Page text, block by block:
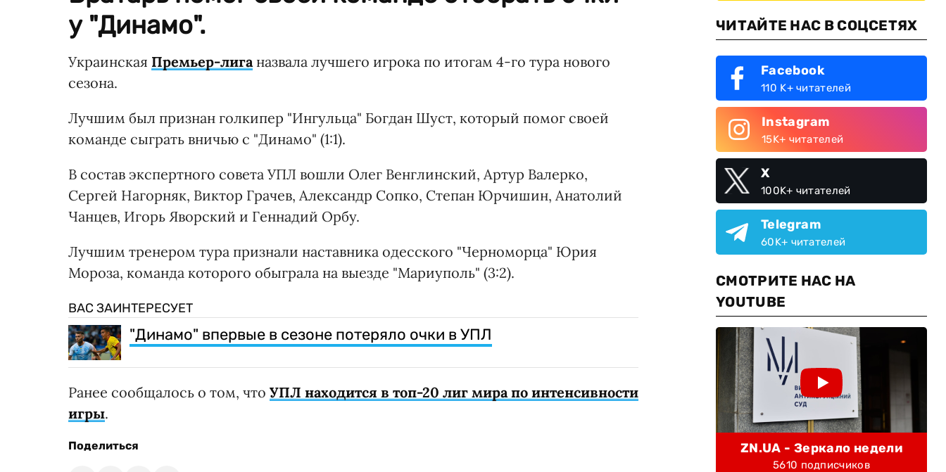
у "Динамо".
Украинская Премьер-лиганазвала лучшего игрока по итогам 4-го тура нового
сезона.
Лучшим был признан голкипер "Ингульца" Богдан Шуст, который помог своей
команде сыграть вничью с "Динамо" (1:1).
В состав экспертного совета УПЛ вошли Олег Венглинский, Артур Валерко,
Сергей Нагорняк, Виктор Грачев, Александр Сопко, Степан Юрчишин, Анатолий
Чанцев, Игорь Яворский и Геннадий Орбу.
Лучшим тренером тура признали наставника одесского "Черноморца" Юрия
Мороза, команда которого обыграла на выезде "Мариуполь" (3:2).
ВАС ЗАИНТЕРЕСУЕТ
"Динамо" впервые в сезоне потеряло очки в УПЛ
Ранее сообщалось о том, что УПЛ находится в топ-20 лиг мира по интенсивности
игры.
Поделиться
ЧИТАЙТЕ НАС В СОЦСЕТЯХ
Facebook
110 K+ читателей
Instagram
15K+ читателей
X
100K+ читателей
Telegram
60K+ читателей
СМОТРИТЕ НАС НА
YOUTUBE
ZN.UA - Зеркало недели
5610 подписчиков